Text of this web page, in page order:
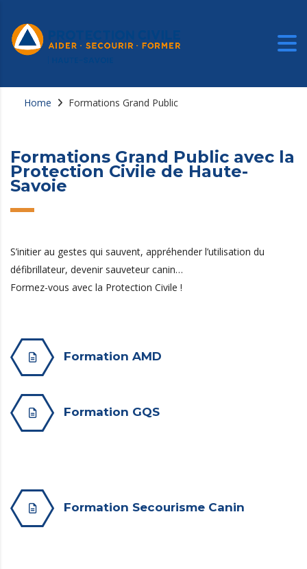
Home Formations Grand Public
Formations Grand Public avec la
Protection Civile de Haute-
Savoie
S’initier au gestes qui sauvent, appréhender l’utilisation du
défibrillateur, devenir sauveteur canin…
Formez-vous avec la Protection Civile !
Formation AMD
Formation GQS
Formation Secourisme Canin